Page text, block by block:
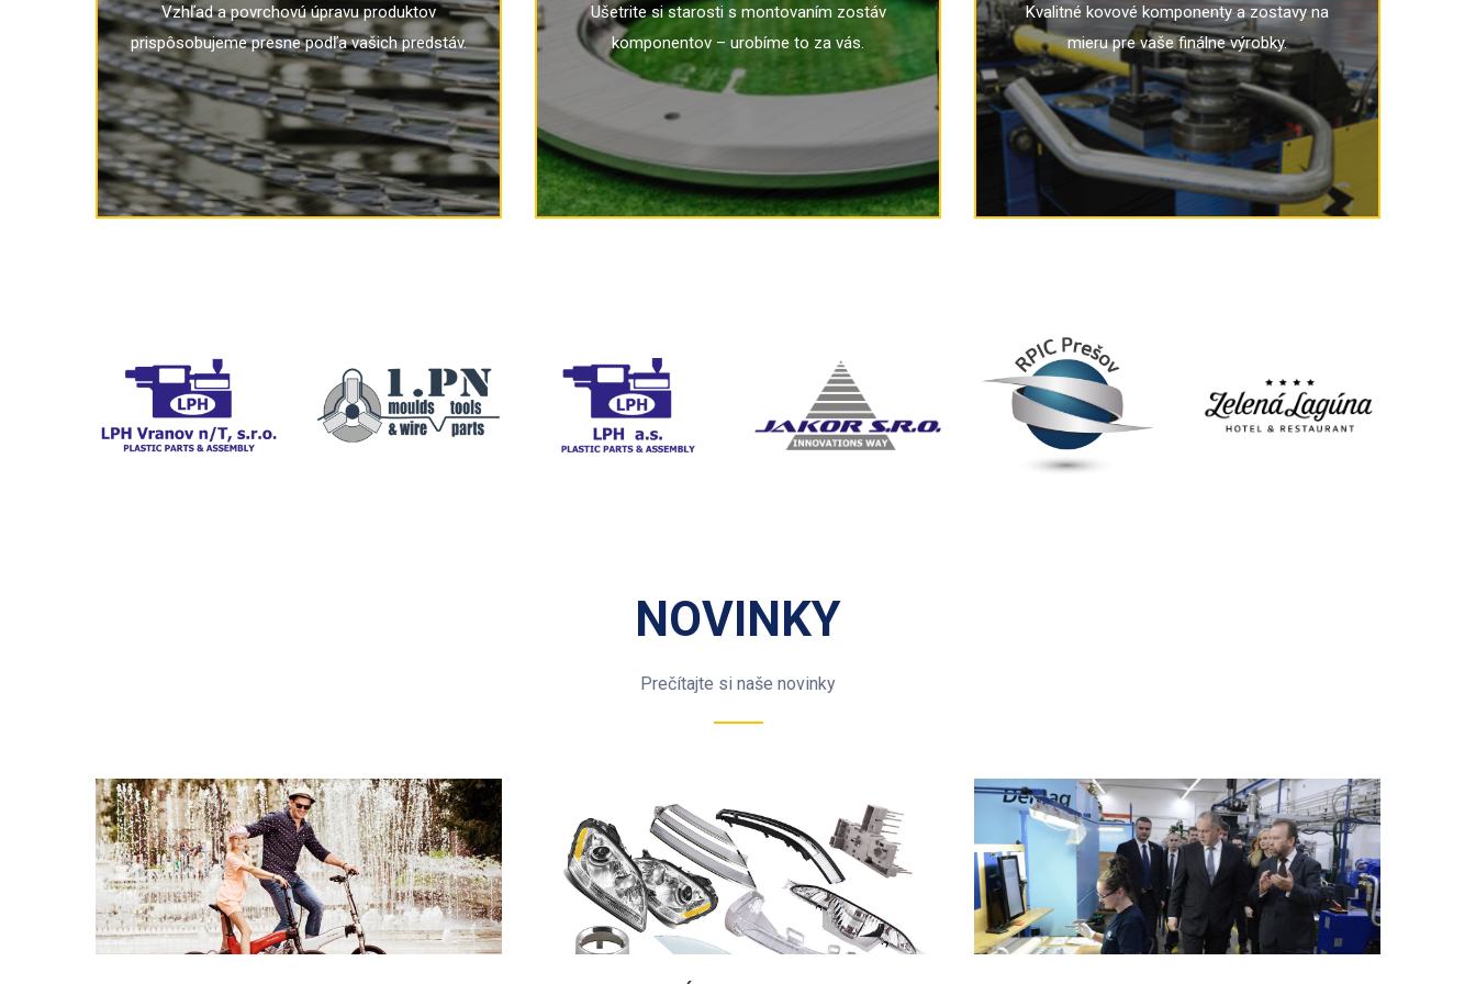
Vzhľad a povrchovú úpravu produktov
prispôsobujeme presne podľa vašich predstáv.
Ušetrite si starosti s montovaním zostáv
komponentov – urobíme to za vás.
komponentov – urobíme to za vás.
Kvalitné kovové komponenty a zostavy na
mieru pre vaše finálne výrobky.
mieru pre vaše finálne výrobky.
NOVINKY
Prečítajte si naše novinky